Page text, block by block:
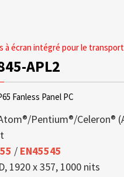
transparents offrent un
structure légère et
Breakthrough Challenge
displays is a core competence
inception. Most displays
information for your
latest news.
à écran intégré pour le transport
APL2
Fanless Panel PC
Pentium®/Celeron®
/ EN45545
1920 x 357, 1000 nits